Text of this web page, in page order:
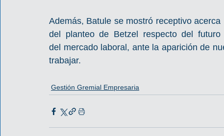
Además, Batule se mostró receptivo acerca
del planteo de Betzel respecto del futuro
del mercado laboral, ante la aparición de
trabajar.
Gestión Gremial Empresaria